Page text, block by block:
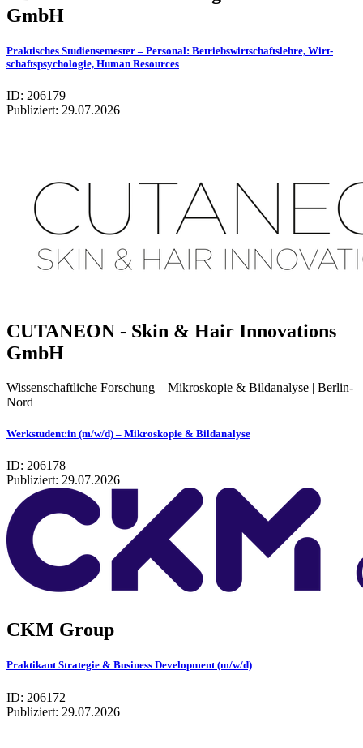
GmbH
Prak­ti­sches Stu­di­en­se­mes­ter – Per­so­nal: Betriebs­wirt­schafts­lehre, Wirt­
schafts­psy­cho­lo­gie, Human Resour­ces
ID: 206179
Publiziert: 29.07.2026
CUTANEON - Skin & Hair Innovations
GmbH
Wissenschaftliche Forschung – Mikroskopie & Bildanalyse | Berlin-
Nord
Werkstudent:in (m/w/d) – Mikroskopie & Bildanalyse
ID: 206178
Publiziert: 29.07.2026
CKM Group
Praktikant Strategie & Business Development (m/w/d)
ID: 206172
Publiziert: 29.07.2026